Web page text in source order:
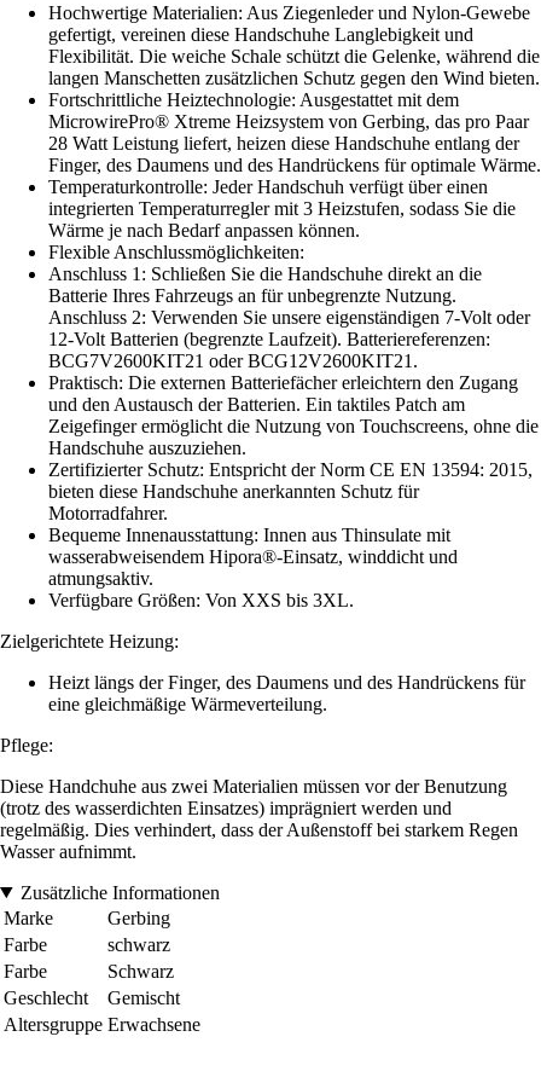
Hochwertige Materialien: Aus Ziegenleder und Nylon-Gewebe
gefertigt, vereinen diese Handschuhe Langlebigkeit und
Flexibilität. Die weiche Schale schützt die Gelenke, während die
langen Manschetten zusätzlichen Schutz gegen den Wind bieten.
Fortschrittliche Heiztechnologie: Ausgestattet mit dem
MicrowirePro® Xtreme Heizsystem von Gerbing, das pro Paar
28 Watt Leistung liefert, heizen diese Handschuhe entlang der
Finger, des Daumens und des Handrückens für optimale Wärme.
Temperaturkontrolle: Jeder Handschuh verfügt über einen
integrierten Temperaturregler mit 3 Heizstufen, sodass Sie die
Wärme je nach Bedarf anpassen können.
Flexible Anschlussmöglichkeiten:
Anschluss 1: Schließen Sie die Handschuhe direkt an die
Batterie Ihres Fahrzeugs an für unbegrenzte Nutzung.
Anschluss 2: Verwenden Sie unsere eigenständigen 7-Volt oder
12-Volt Batterien (begrenzte Laufzeit). Batteriereferenzen:
BCG7V2600KIT21 oder BCG12V2600KIT21.
Praktisch: Die externen Batteriefächer erleichtern den Zugang
und den Austausch der Batterien. Ein taktiles Patch am
Zeigefinger ermöglicht die Nutzung von Touchscreens, ohne die
Handschuhe auszuziehen.
Zertifizierter Schutz: Entspricht der Norm CE EN 13594: 2015,
bieten diese Handschuhe anerkannten Schutz für
Motorradfahrer.
Bequeme Innenausstattung: Innen aus Thinsulate mit
wasserabweisendem Hipora®-Einsatz, winddicht und
atmungsaktiv.
Verfügbare Größen: Von XXS bis 3XL.
Zielgerichtete Heizung:
Heizt längs der Finger, des Daumens und des Handrückens für
eine gleichmäßige Wärmeverteilung.
Pflege:
Diese Handchuhe aus zwei Materialien müssen vor der Benutzung
(trotz des wasserdichten Einsatzes) imprägniert werden und
regelmäßig. Dies verhindert, dass der Außenstoff bei starkem Regen
Wasser aufnimmt.
Zusätzliche Informationen
Marke
Gerbing
Farbe
schwarz
Farbe
Schwarz
Geschlecht
Gemischt
Altersgruppe Erwachsene